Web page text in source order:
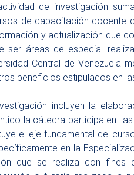
de investigación
de capacitación docente
y actualización que
ser áreas de especial
Central de Venezuela
beneficios estipulados en
incluyen la
la cátedra participa en:
el eje fundamental del
en la
que se realiza con